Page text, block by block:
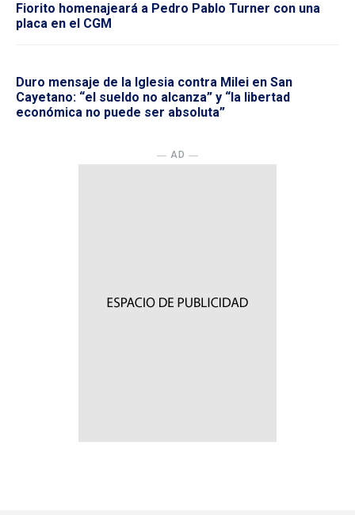
Fiorito homenajeará a Pedro Pablo Turner con una
placa en el CGM
Duro mensaje de la Iglesia contra Milei en San
Cayetano: “el sueldo no alcanza” y “la libertad
económica no puede ser absoluta”
― AD ―